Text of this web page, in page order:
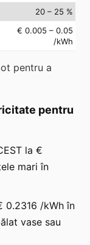
20 – 25 %
€ 0.005 – 0.05
/kWh
pentru a
pentru
la €
mari în
0.2316 /kWh în
vase sau